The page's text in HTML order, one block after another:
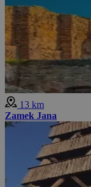
13 km
Zamek Jana